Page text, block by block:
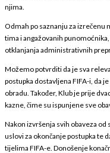
njima.
Odmah po saznanju za izrečenu
tima i angažovanih
otklanjanja administrativnih
Možemo potvrditi da je sva
postupka dostavljena FIFA-i, da
obradu. Također, Klub je prije
kazne, čime su ispunjene sve
Nakon izvršenja svih obaveza
uslovi za okončanje postupka te
tijelima FIFA-e. Donošenje